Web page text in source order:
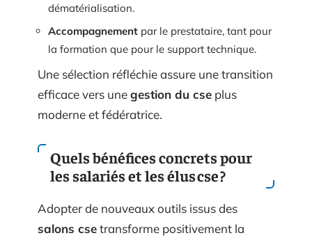
dématérialisation.
Accompagnement par le prestataire, tant pour
la formation que pour le support technique.
Une sélection réfléchie assure une transition
efficace vers unegestion du cse plus
moderne et fédératrice.
Quels bénéfices concrets pour
les salariés et les élus cse ?
Adopter de nouveaux outils issus des
salons csetransforme positivement la